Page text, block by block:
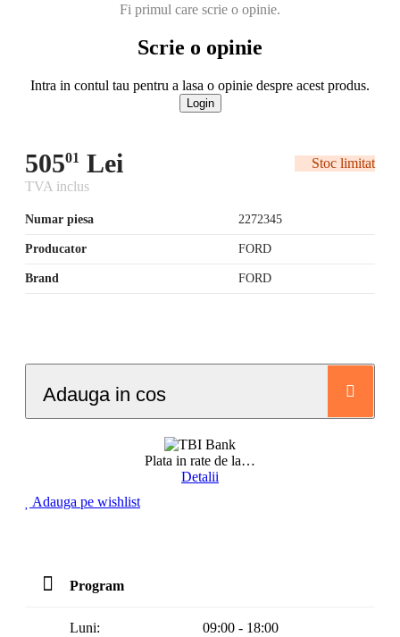
Fi primul care scrie o opinie.
Scrie o opinie
Intra in contul tau pentru a lasa o opinie despre acest produs.
Login
50501 Lei
Stoc limitat
TVA inclus
Numar piesa 2272345
Producator FORD
Brand FORD
Adauga in cos
Plata in rate de la…
Detalii
Adauga pe wishlist
Program
Luni: 09:00 - 18:00